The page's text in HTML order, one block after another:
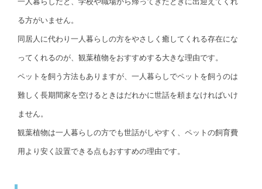
る方がいません。
同居人に代わり一人暮らしの方をやさしく癒してくれる存在にな
ってくれるのが、観葉植物をおすすめする大きな理由です。
ペットを飼う方法もありますが、一人暮らしでペットを飼うのは
難しく長期間家を空けるときはだれかに世話を頼まなければいけ
ません。
観葉植物は一人暮らしの方でも世話がしやすく、ペットの飼育費
用より安く設置できる点もおすすめの理由です。